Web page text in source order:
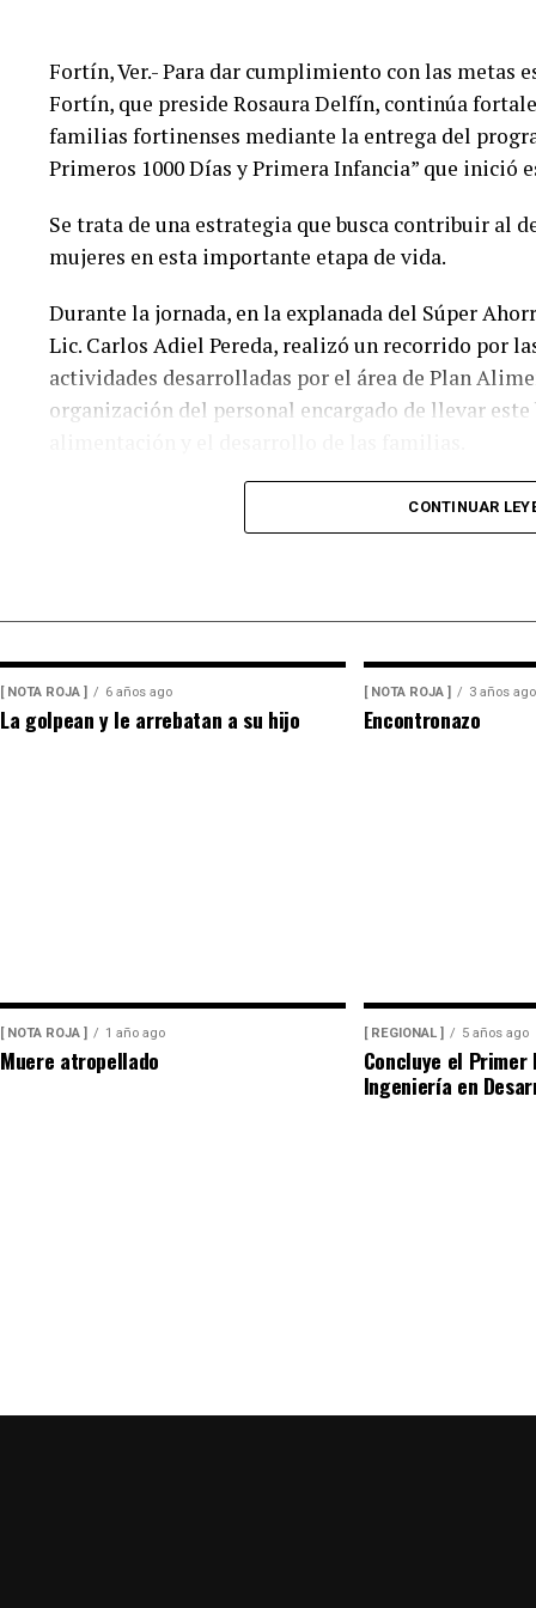
Fortín, Ver.- Para dar cumplimiento con las metas
Fortín, que preside Rosaura Delfín, continúa
familias fortinenses mediante la entrega del
Primeros 1000 Días y Primera Infancia” que inició
Se trata de una estrategia que busca contribuir al
mujeres en esta importante etapa de vida.
Durante la jornada, en la explanada del Súper
Lic. Carlos Adiel Pereda, realizó un recorrido por
actividades desarrolladas por el área de Plan
organización del personal encargado de llevar
Asimismo, se informa a las personas
jueves 6 y viernes 7 de agosto, de acuerdo con las
trabajo, resultados y hechos que unidos hacemos
CONTINUAR
[ NOTA ROJA ] 6 años ago
La golpean y le arrebatan a su hijo
[ NOTA ROJA ] 3 años ago
Encontronazo
[ NOTA ROJA ] 1 año ago
Muere atropellado
[ REGIONAL ] 5 años ago
Concluye el Primer
Ingeniería en